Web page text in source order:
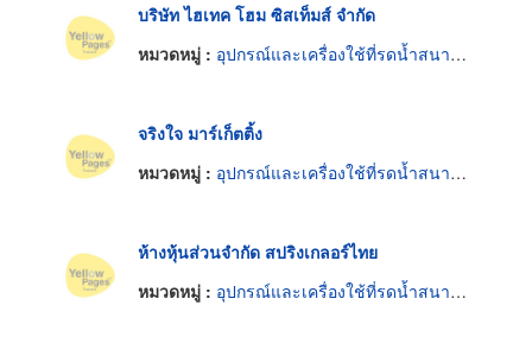
บริษัท ไฮเทค โฮม ซิสเท็มส์ จำกัด
หมวดหมู่ : อุปกรณ์และเครื่องใช้ที่รดน้ำสนามและสวน
จริงใจ มาร์เก็ตติ้ง
หมวดหมู่ : อุปกรณ์และเครื่องใช้ที่รดน้ำสนามและสวน
ห้างหุ้นส่วนจำกัด สปริงเกลอร์ไทย
หมวดหมู่ : อุปกรณ์และเครื่องใช้ที่รดน้ำสนามและสวน